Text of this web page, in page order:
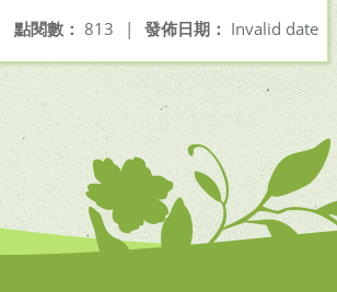
發佈日期： Invalid date
點閱數： 813 |